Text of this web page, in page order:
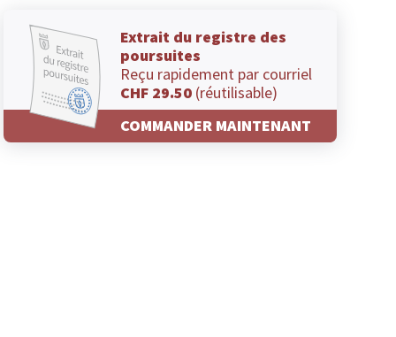
Extrait du registre des
poursuites
Reçu rapidement par courriel
CHF 29.50 (réutilisable)
COMMANDER MAINTENANT